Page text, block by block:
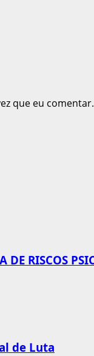
que eu comentar.
DE RISCOS
de Luta